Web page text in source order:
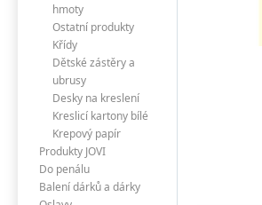
hmoty
Ostatní produkty
Křídy
Dětské zástěry a
ubrusy
Desky na kreslení
Kreslicí kartony bílé
Krepový papír
Produkty JOVI
Do penálu
Balení dárků a dárky